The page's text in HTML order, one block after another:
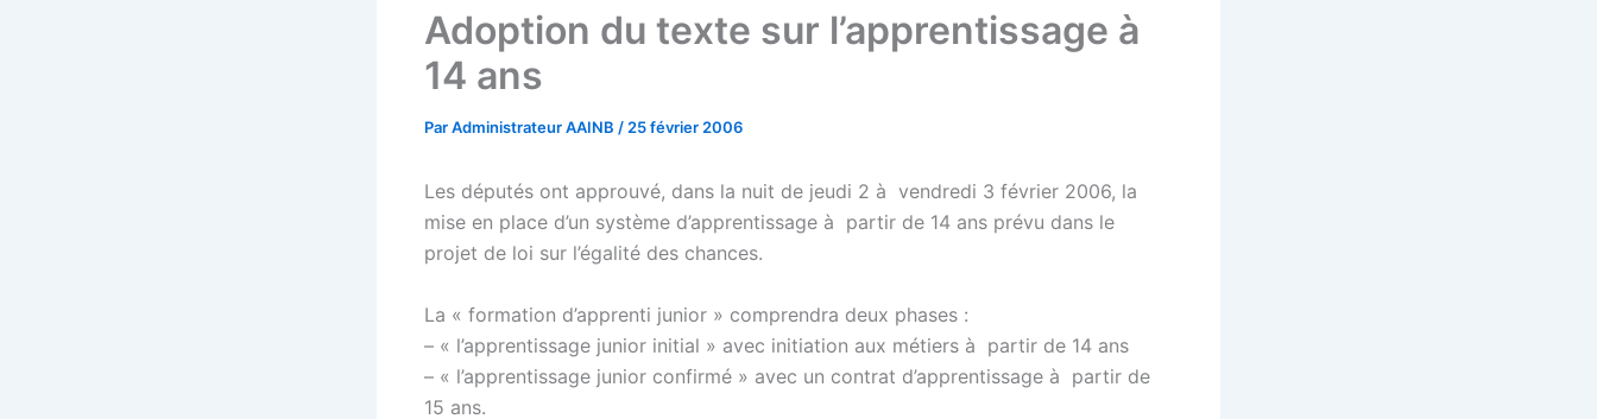
Adoption du texte sur l’apprentissage à
14 ans
ParAdministrateur AAINB / 25 février 2006
Les députés ont approuvé, dans la nuit de jeudi 2 à vendredi 3 février 2006, la
mise en place d’un système d’apprentissage à partir de 14 ans prévu dans le
projet de loi sur l’égalité des chances.
La « formation d’apprenti junior » comprendra deux phases :
– « l’apprentissage junior initial » avec initiation aux métiers à partir de 14 ans
– « l’apprentissage junior confirmé » avec un contrat d’apprentissage à partir de
15 ans.